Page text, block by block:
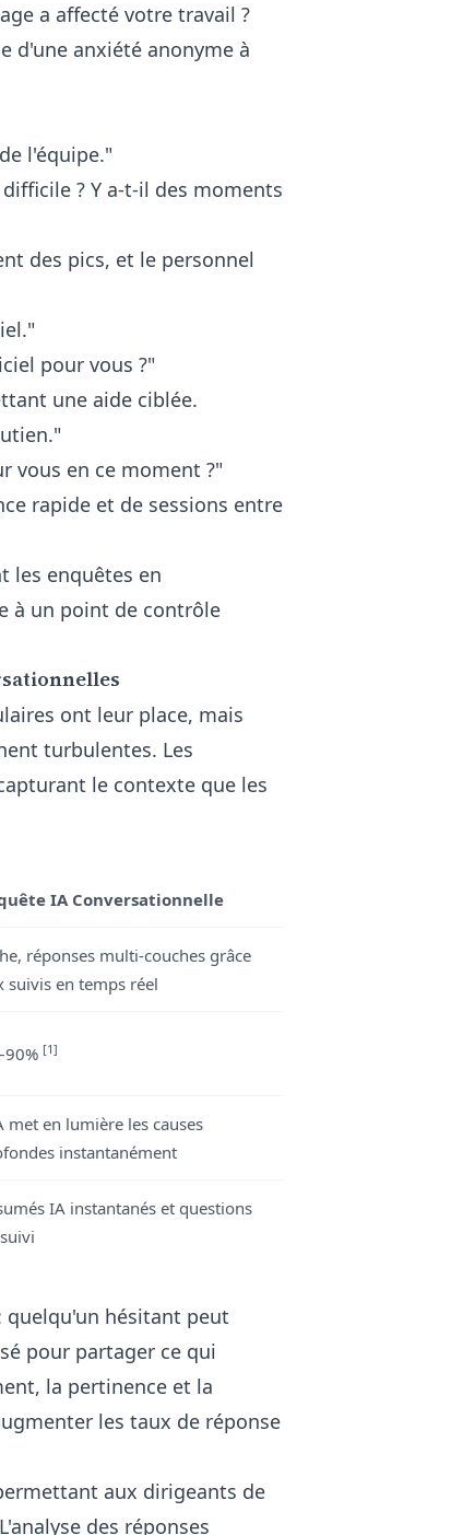
a affecté votre travail ?
d'une anxiété anonyme à
l'équipe."
? Y a-t-il des moments
des pics, et le personnel
pour vous ?"
une aide ciblée.
vous en ce moment ?"
rapide et de sessions entre
les enquêtes en
à un point de contrôle
ont leur place, mais
turbulentes. Les
le contexte que les
IA Conversationnelle
réponses multi-couches grâce
suivis en temps réel
[1]
met en lumière les causes
instantanément
IA instantanés et questions
quelqu'un hésitant peut
pour partager ce qui
la pertinence et la
les taux de réponse
aux dirigeants de
analyse des réponses